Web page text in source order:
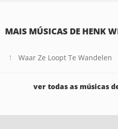
MAIS MÚSICAS DE HENK
Waar Ze Loopt Te Wandelen
ver todas as músicas